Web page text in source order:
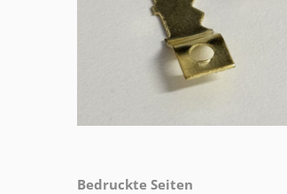
Bedruckte Seiten